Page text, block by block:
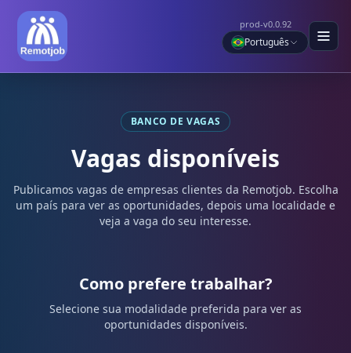
prod-v0.0.92
Português
BANCO DE VAGAS
Vagas disponíveis
Publicamos vagas de empresas clientes da Remotjob. Escolha
um país para ver as oportunidades, depois uma localidade e
veja a vaga do seu interesse.
Como prefere trabalhar?
Selecione sua modalidade preferida para ver as
oportunidades disponíveis.